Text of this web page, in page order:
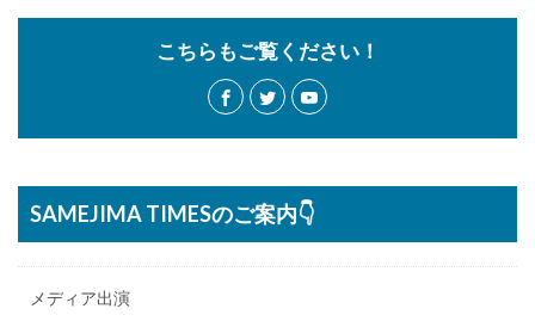
こちらもご覧ください！
SAMEJIMA TIMESのご案内👇
メディア出演